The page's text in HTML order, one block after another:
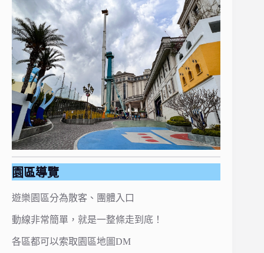
園區導覽
遊樂園區分為散客、團體入口
動線非常簡單，就是一整條走到底！
各區都可以索取園區地圖DM